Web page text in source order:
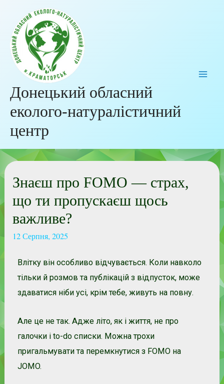
Донецький обласний
еколого-натуралістичний
центр
Знаєш про FOMO — страх,
що ти пропускаєш щось
важливе?
12 Серпня, 2025
Влітку він особливо відчувається. Коли навколо
тільки й розмов та публікацій з відпусток, може
здаватися ніби усі, крім тебе, живуть на повну.
Але це не так. Адже літо, як і життя, не про
галочки і to-do списки. Можна трохи
пригальмувати та перемкнутися з FOMO на
JOMO.